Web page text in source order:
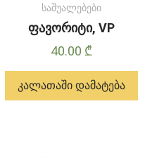
საშუალებები
ფავორიტი, VP
40.00 ₾
კალათაში დამატება